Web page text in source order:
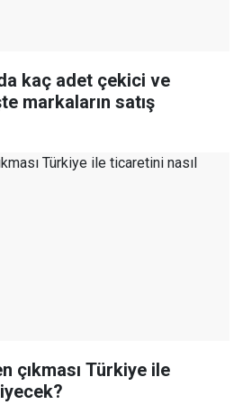
kaç adet çekici ve
markaların satış
çıkması Türkiye ile